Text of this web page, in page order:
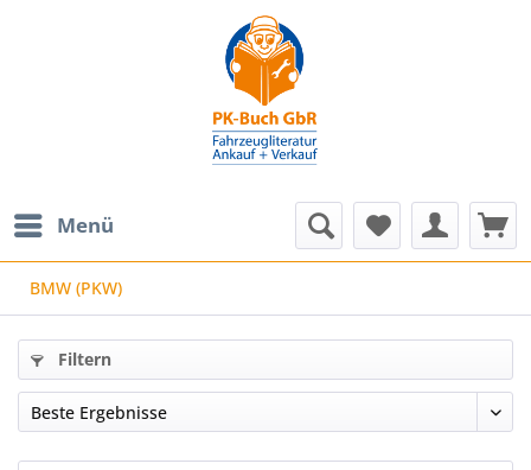
Menü
BMW (PKW)
Filtern